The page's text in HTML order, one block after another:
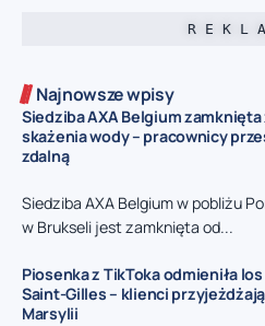
R E K L
Najnowsze wpisy
Siedziba AXA Belgium
skażenia wody – pracownicy
zdalną
Siedziba AXA Belgium w pobliżu
w Brukseli jest zamknięta od...
Piosenka z TikToka odmieniła
Saint-Gilles – klienci przyjeżdżają
Marsylii